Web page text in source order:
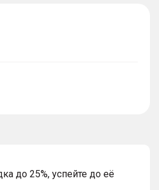
до 25%, успейте до её